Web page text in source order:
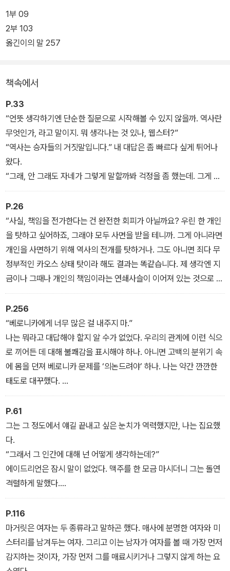
또한 평론가와 저널리스트들은 소설적 완성도와 비극적 테마가 주는
무게로 따질 때, 반스의 이 최신작이 비슷한 길이의 노벨라(경장편)인
헨리 제임스의 <나사의 회전>에 필적하는 작품이라고 말한다. 불완
을 전한다는 점에서다.
이 작품의 테마인 '왜곡된 기억'은 줄리언 반스가 논픽션인 <두려워할
것은 없다>에서 철학자인 자신의 형 조너선 반스와의 쉽지 않은 관계
에 대해 이야기하면서 다루었던 주제이기도 하다. 역사란 과연 무엇
인가라는 교사의 질문에 에이드리언이 (작가가 만들어낸 소설 속 허
구의 역사학자인) 라그랑주를 인용해 '역사는 부정확한 기억이 불충
1부 09
2부 103
옮긴이의 말 257
책속에서
P.33
“언뜻 생각하기엔 단순한 질문으로 시작해볼 수 있지 않을까. 역사란
무엇인가, 라고 말이지. 뭐 생각나는 것 있나, 웹스터?”
“역사는 승자들의 거짓말입니다.” 내 대답은 좀 빠르다 싶게 튀어나
왔다.
“그래, 안 그래도 자네가 그렇게 말할까봐 걱정을 좀 했는데. 그게 또
한 패배자들의 자기기만이기도 하다는 것 기억하고 있나, 심슨?”
P.26
“사실, 책임을 전가한다는 건 완전한 회피가 아닐까요? 우린 한 개인
을 탓하고 싶어하죠, 그래야 모두 사면을 받을 테니까. 그게 아니라면
개인을 사면하기 위해 역사의 전개를 탓하거나. 그도 아니면 죄다 무
정부적인 카오스 상태 탓이라 해도 결과는 똑같습니다. 제 생각엔 지
금이나 그때나 개인의 책임이라는 연쇄사슬이 이어져 있는 것으로 보
입니다. 그 책임의 고리 하나하나는 모두 불가피한 것이었겠지만, 그
렇다고 모두가 아무렇지도 않게 다른 모두를 비난할 수 있을 정도로
그 사슬이 긴 건 아니죠.”
P.256
“베로니카에게 너무 많은 걸 내주지 마.”
나는 뭐라고 대답해야 할지 알 수가 없었다. 우리의 관계에 이런 식으
로 끼어든 데 대해 불쾌감을 표시해야 하나. 아니면 고백의 분위기 속
에 몸을 던져 베로니카 문제를 ‘의논드려야’ 하나. 나는 약간 깐깐한
태도로 대꾸했다.
“어머님, 무슨 뜻이신지?”
P.61
그는 그 정도에서 얘길 끝내고 싶은 눈치가 역력했지만, 나는 집요했
다.
“그래서 그 인간에 대해 넌 어떻게 생각하는데?”
에이드리언은 잠시 말이 없었다. 맥주를 한 모금 마시더니 그는 돌연
격렬하게 말했다.
“영국인들이 진지해야 할 때 진지하지 않은 게 싫어. 정말 싫어.”
P.116
마거릿은 여자는 두 종류라고 말하곤 했다. 매사에 분명한 여자와 미
스터리를 남겨두는 여자. 그리고 이는 남자가 여자를 볼 때 가장 먼저
감지하는 것이자, 가장 먼저 그를 매료시키거나 그렇지 않게 하는 요